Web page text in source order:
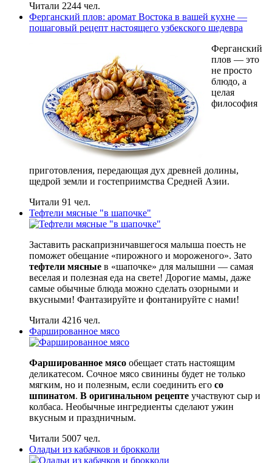
Читали 2244 чел.
Ферганский плов: аромат Востока в вашей кухне —
пошаговый рецепт настоящего узбекского шедевра
Ферганский
плов — это
не просто
блюдо, а
целая
философия
приготовления, передающая дух древней долины,
щедрой земли и гостеприимства Средней Азии.
Читали 91 чел.
Тефтели мясные "в шапочке"
Заставить раскапризничавшегося малыша поесть не
поможет обещание «пирожного и мороженого». Зато
тефтели мясные в «шапочке» для малышни — самая
веселая и полезная еда на свете! Дорогие мамы, даже
самые обычные блюда можно сделать озорными и
вкусными! Фантазируйте и фонтанируйте с нами!
Читали 4216 чел.
Фаршированное мясо
Фаршированное мясо обещает стать настоящим
деликатесом. Сочное мясо свинины будет не только
мягким, но и полезным, если соединить его со
шпинатом. В оригинальном рецепте участвуют сыр и
колбаса. Необычные ингредиенты сделают ужин
вкусным и праздничным.
Читали 5007 чел.
Оладьи из кабачков и брокколи